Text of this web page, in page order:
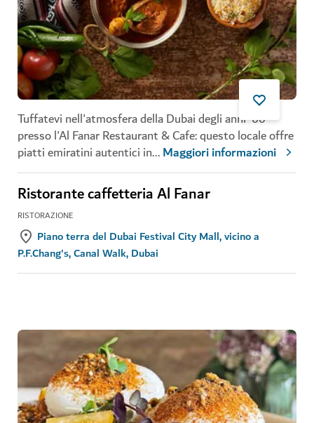
Tuffatevi nell'atmosfera della Dubai degli anni '60
presso l'Al Fanar Restaurant & Cafe: questo locale offre
piatti emiratini autentici in...Maggiori informazioni
Ristorante caffetteria Al Fanar
RISTORAZIONE
Piano terra del Dubai Festival City Mall, vicino a
P.F.Chang's, Canal Walk, Dubai